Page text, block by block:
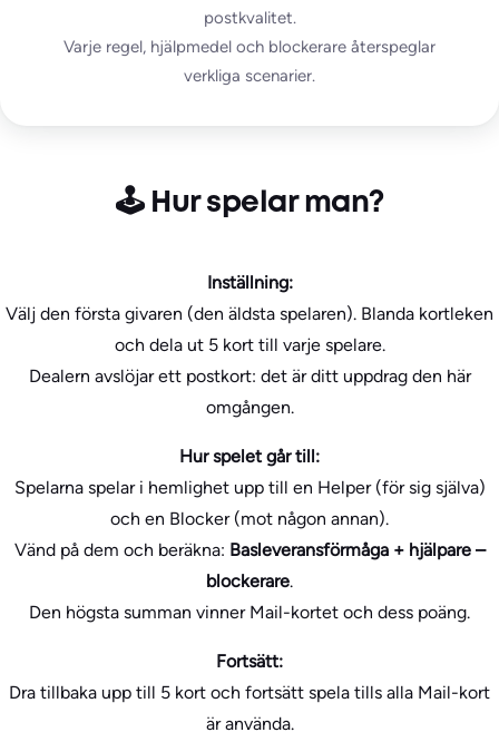
postkvalitet.
Varje regel, hjälpmedel och blockerare återspeglar
verkliga scenarier.
🕹️ Hur spelar man?
Inställning:
Välj den första givaren (den äldsta spelaren). Blanda kortleken
och dela ut 5 kort till varje spelare.
Dealern avslöjar ett postkort: det är ditt uppdrag den här
omgången.
Hur spelet går till:
Spelarna spelar i hemlighet upp till en Helper (för sig själva)
och en Blocker (mot någon annan).
Vänd på dem och beräkna: Basleveransförmåga + hjälpare –
blockerare.
Den högsta summan vinner Mail-kortet och dess poäng.
Fortsätt:
Dra tillbaka upp till 5 kort och fortsätt spela tills alla Mail-kort
är använda.